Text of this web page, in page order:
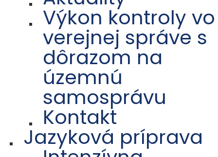
Výkon kontroly vo
verejnej správe s
dôrazom na
územnú
samosprávu
Kontakt
Jazyková príprava